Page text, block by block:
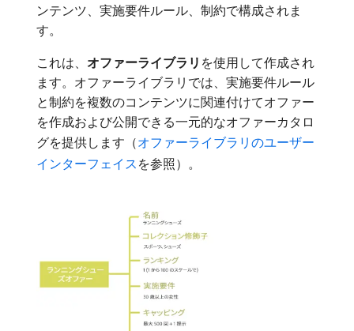
ンテンツ、実施要件ルール、制約で構成されま
す。
これは、 オファーライブラリ ​を使用して作成され
ます。オファーライブラリでは、実施要件ルール
と制約を複数のコンテンツに関連付けてオファー
を作成および公開できる一元的なオファーカタロ
グを提供します（オファーライブラリのユーザー
インターフェイス を参照）。